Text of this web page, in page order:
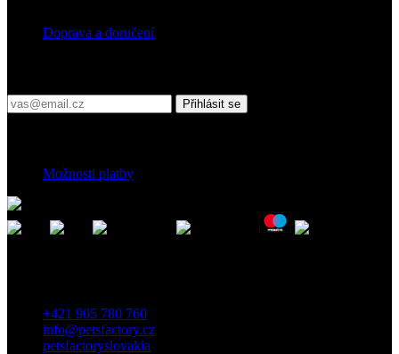
Doprava a doručení
Přihlásit se
Možnosti platby
+421 905 780 760
info@petsfactory.cz
petsfactoryslovakia